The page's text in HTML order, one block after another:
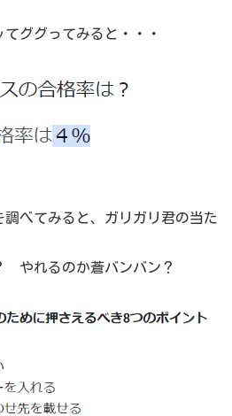
てググってみると・・・
べてみると、ガリガリ君の当た
やれるのか蒼バンバン？